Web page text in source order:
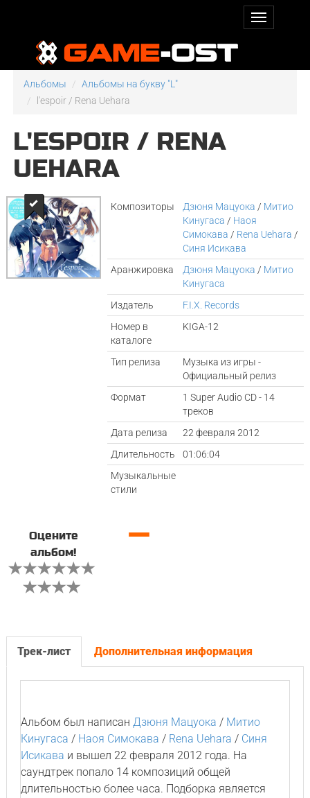
Альбомы
Альбомы на букву "L"
l'espoir / Rena Uehara
L'ESPOIR / RENA
UEHARA
Композиторы Дзюня Мацуока / Митио
Кинугаса / Наоя
Симокава / Rena Uehara /
Синя Исикава
Аранжировка
Дзюня Мацуока / Митио
Кинугаса
Издатель
F.I.X. Records
Номер в
каталоге
KIGA-12
Тип релиза
Музыка из игры -
Официальный релиз
Формат
1 Super Audio CD - 14
треков
Дата релиза
22 февраля 2012
Длительность
01:06:04
Музыкальные
стили
Оцените
альбом!
—
Трек-лист Дополнительная информация
Альбом был написан Дзюня Мацуока / Митио
Кинугаса / Наоя Симокава / Rena Uehara / Синя
Исикава и вышел 22 февраля 2012 года. На
саундтрек попало 14 композиций общей
длительностью более часа. Подборка является